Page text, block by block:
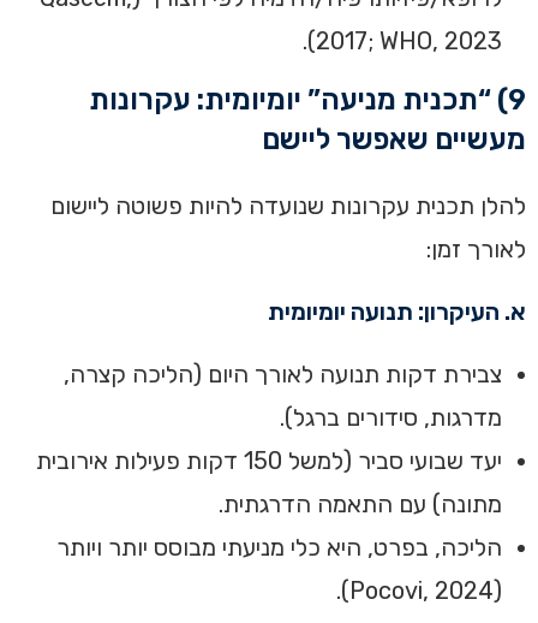
2017; WHO, 2023).
9) “תכנית מניעה” יומיומית: עקרונות
מעשיים שאפשר ליישם
להלן תכנית עקרונות שנועדה להיות פשוטה ליישום
לאורך זמן:
א. העיקרון: תנועה יומיומית
צבירת דקות תנועה לאורך היום (הליכה קצרה,
מדרגות, סידורים ברגל).
יעד שבועי סביר (למשל 150 דקות פעילות אירובית
מתונה) עם התאמה הדרגתית.
הליכה, בפרט, היא כלי מניעתי מבוסס יותר ויותר
(Pocovi, 2024).